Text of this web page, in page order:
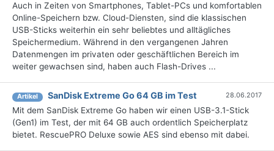
Auch in Zeiten von Smartphones, Tablet-PCs und komfortablen
Online-Speichern bzw. Cloud-Diensten, sind die klassischen
USB-Sticks weiterhin ein sehr beliebtes und alltägliches
Speichermedium. Während in den vergangenen Jahren
Datenmengen im privaten oder geschäftlichen Bereich im
weiter gewachsen sind, haben auch Flash-Drives ...
Artikel SanDisk Extreme Go 64 GB im Test 28.06.2017
Mit dem SanDisk Extreme Go haben wir einen USB-3.1-Stick
(Gen1) im Test, der mit 64 GB auch ordentlich Speicherplatz
bietet. RescuePRO Deluxe sowie AES sind ebenso mit dabei.